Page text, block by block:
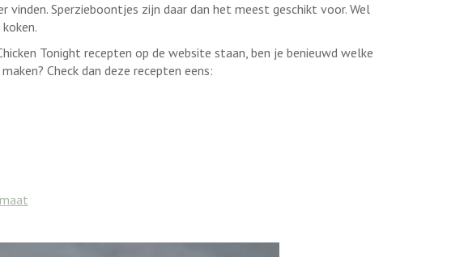
vinden. Sperzieboontjes zijn daar dan het meest geschikt voor. Wel
Tonight recepten op de website staan, ben je benieuwd welke
Check dan deze recepten eens: